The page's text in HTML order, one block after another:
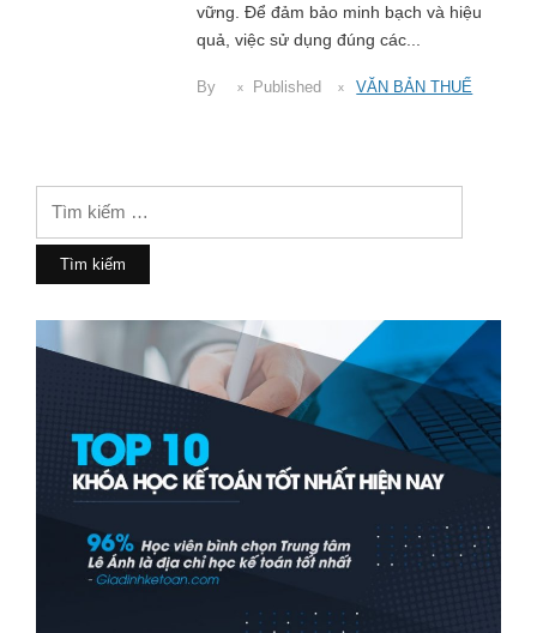
vững. Để đảm bảo minh bạch và hiệu
quả, việc sử dụng đúng các...
By Published VĂN BẢN THUẾ
cho: